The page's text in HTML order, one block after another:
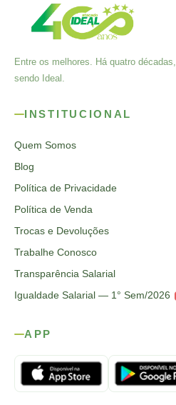
Entre os melhores. Há quatro décadas,
sendo Ideal.
INSTITUCIONAL
Quem Somos
Blog
Política de Privacidade
Política de Venda
Trocas e Devoluções
Trabalhe Conosco
Transparência Salarial
Igualdade Salarial — 1° Sem/2026
APP